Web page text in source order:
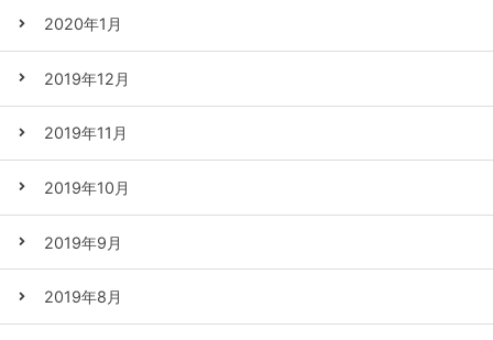
2020年1月
2019年12月
2019年11月
2019年10月
2019年9月
2019年8月